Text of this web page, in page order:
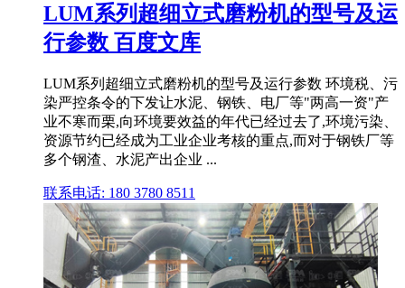
LUM系列超细立式磨粉机的型号及运
行参数 百度文库
LUM系列超细立式磨粉机的型号及运行参数 环境税、污
染严控条令的下发让水泥、钢铁、电厂等"两高一资"产
业不寒而栗,向环境要效益的年代已经过去了,环境污染、
资源节约已经成为工业企业考核的重点,而对于钢铁厂等
多个钢渣、水泥产出企业 ...
联系电话: 180 3780 8511